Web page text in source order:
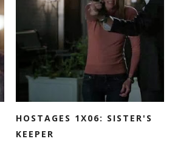
HOSTAGES 1X06: SISTER'S
KEEPER